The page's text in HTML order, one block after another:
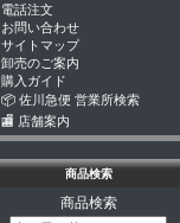
電話注文
お問い合わせ
サイトマップ
卸売のご案内
購入ガイド
📦 佐川急便 営業所検索
🏬 店舗案内
商品検索
商品検索